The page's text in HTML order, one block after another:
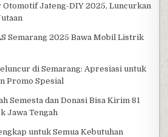
Otomotif Jateng-DIY 2025, Luncurkan
Semarang 2025 Bawa Mobil Listrik
di Semarang: Apresiasi untuk
Promo Spesial
Semesta dan Donasi Bisa Kirim 81
Jawa Tengah
untuk Semua Kebutuhan